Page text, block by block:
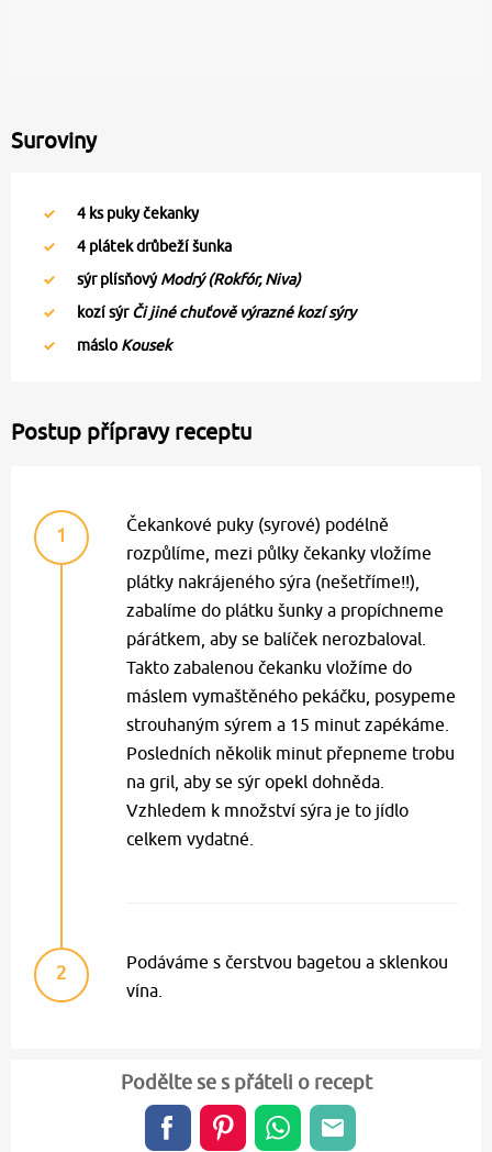
Suroviny
4 ks puky čekanky
4 plátek drůbeží šunka
sýr plísňovýModrý (Rokfór, Niva)
kozí sýrČi jiné chuťově výrazné kozí sýry
máslo Kousek
Postup přípravy receptu
1
Čekankové puky (syrové) podélně
rozpůlíme, mezi půlky čekanky vložíme
plátky nakrájeného sýra (nešetříme!!),
zabalíme do plátku šunky a propíchneme
párátkem, aby se balíček nerozbaloval.
Takto zabalenou čekanku vložíme do
máslem vymaštěného pekáčku, posypeme
strouhaným sýrem a 15 minut zapékáme.
Posledních několik minut přepneme trobu
na gril, aby se sýr opekl dohněda.
Vzhledem k množství sýra je to jídlo
celkem vydatné.
2
Podáváme s čerstvou bagetou a sklenkou
vína.
Podělte se s přáteli o recept